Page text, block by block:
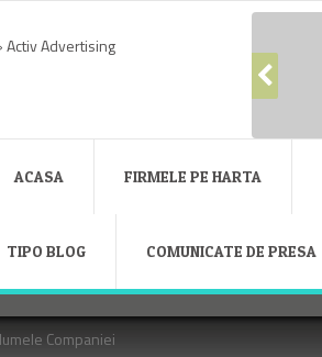
ACASA FIRMELE PE HARTA
TIPO BLOG COMUNICATE DE PRESA